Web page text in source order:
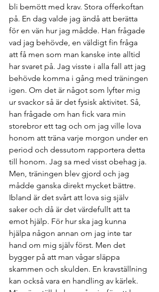
bli bemött med krav. Stora offerkoftan
på. En dag valde jag ändå att berätta
för en vän hur jag mådde. Han frågade
vad jag behövde, en väldigt fin fråga
att få men som man kanske inte alltid
har svaret på. Jag visste i alla fall att jag
behövde komma i gång med träningen
igen. Om det är något som lyfter mig
ur svackor så är det fysisk aktivitet. Så,
han frågade om han fick vara min
storebror ett tag och om jag ville lova
honom att träna varje morgon under en
period och dessutom rapportera detta
till honom. Jag sa med visst obehag ja.
Men, träningen blev gjord och jag
mådde ganska direkt mycket bättre.
Ibland är det svårt att lova sig själv
saker och då är det värdefullt att ta
emot hjälp. För hur ska jag kunna
hjälpa någon annan om jag inte tar
hand om mig själv först. Men det
bygger på att man vågar släppa
skammen och skulden. En kravställning
kan också vara en handling av kärlek.